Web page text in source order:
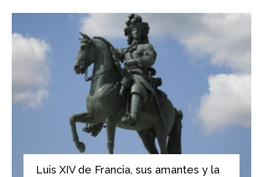
Luis XIV de Francia, sus amantes y la